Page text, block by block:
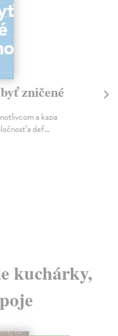
zničené
a kazia
a def...
kuchárky,